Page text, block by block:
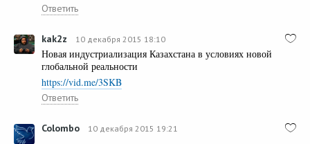
Ответить
kak2z 10 декабря 2015 18:10
Новая индустриализация Казахстана в условиях новой
глобальной реальности
https://vid.me/3SKB
Ответить
Colombo 10 декабря 2015 19:21